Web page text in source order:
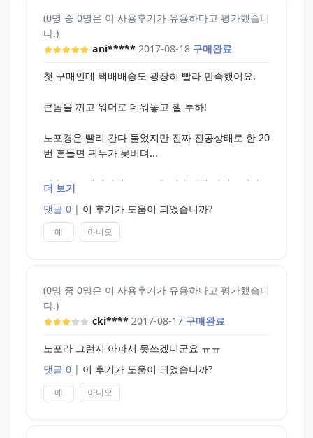
솔직히 지금 후기쓰면서 다른 타입의 오나홀에도 욕
심히 생깁니다. ㅋㅋ
진짜 좋네요
(0명 중 0명은 이 사용후기가 유용하다고 평가했습니
다.)
ani***** 2017-08-18 구매완료
첫 구매인데 택배배송도 굉장히 빨라 만족했어요.
콘돔을 끼고 워머로 데워놓고 젤 투하!
노포경은 빨리 간다 들었지만 진짜 진공상태로 한 20
번 흔들면 귀두가 못버텨...
처음으로 네이버에 조루증을 검색하게 되었습니다ㅠ
더 보기
댓글 0 | 이 후기가 도움이 되었습니까?
예 아니오
(0명 중 0명은 이 사용후기가 유용하다고 평가했습니
다.)
cki**** 2017-08-17 구매완료
노포라 그런지 아파서 못쓰겠더군요 ㅠㅠ
댓글 0 | 이 후기가 도움이 되었습니까?
예 아니오